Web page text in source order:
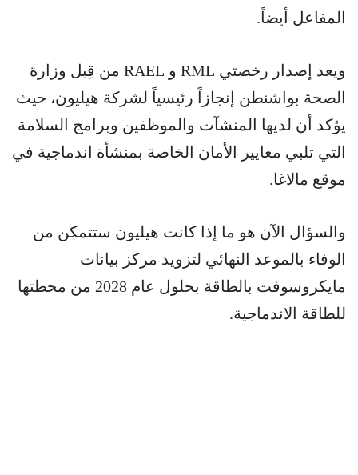
المفاعل أيضاً.
ويعد إصدار رخصتي RML و RAEL من قِبل وزارة
الصحة بواشنطن إنجازاً رئيسياً لشركة هيليون، حيث
يؤكد أن لديها المنشآت والموظفين وبرامج السلامة
التي تلبي معايير الأمان الخاصة بمنشأة اندماجية في
موقع مالاغا.
والسؤال الآن هو ما إذا كانت هيليون ستتمكن من
الوفاء بالموعد النهائي لتزويد مركز بيانات
مايكروسوفت بالطاقة بحلول عام 2028 من محطتها
للطاقة الاندماجية.